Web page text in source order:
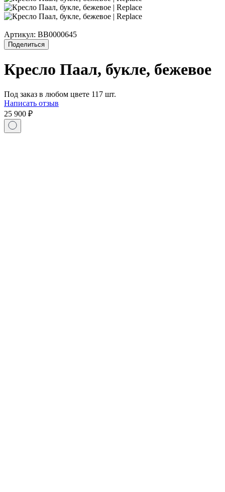
Артикул: BB0000645
Поделиться
Кресло Паал, букле, бежевое
Под заказ в любом цвете 117 шт.
Написать отзыв
25 900 ₽